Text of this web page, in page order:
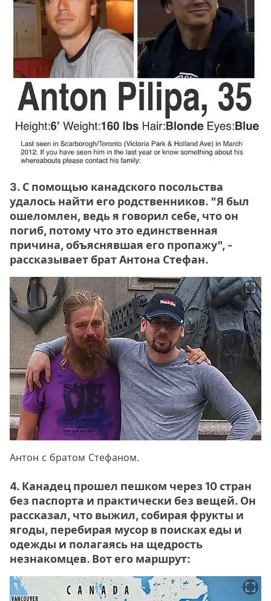
3. С помощью канадского посольства
удалось найти его родственников. "Я был
ошеломлен, ведь я говорил себе, что он
погиб, потому что это единственная
причина, объяснявшая его пропажу", -
рассказывает брат Антона Стефан.
Антон с братом Стефаном.
4. Канадец прошел пешком через 10 стран
без паспорта и практически без вещей. Он
рассказал, что выжил, собирая фрукты и
ягоды, перебирая мусор в поисках еды и
одежды и полагаясь на щедрость
незнакомцев. Вот его маршрут: